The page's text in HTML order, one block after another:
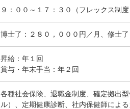
９：００～１７：３０（フレックス制
博士了：２８０，０００円／月、修士
昇給：年１回
賞与・年末手当：年２回
各種社会保険、退職金制度、確定拠出
ル）、定期健康診断、社内保健師によ